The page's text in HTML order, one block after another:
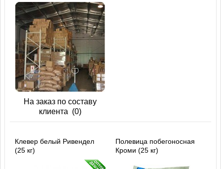
На заказ по составу
клиента (0)
Клевер белый Ривендел
(25 кг)
Полевица побегоносная
Кроми (25 кг)